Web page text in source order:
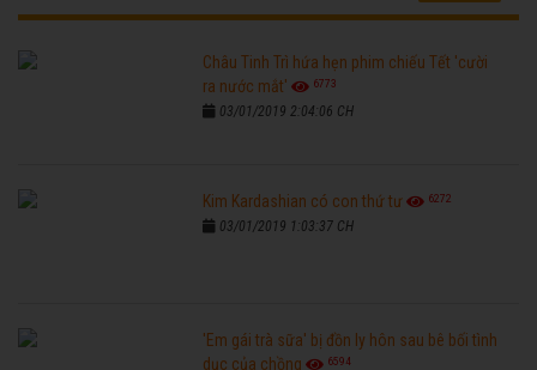
Châu Tinh Trì hứa hẹn phim chiếu Tết 'cười
ra nước mắt'
6773
03/01/2019 2:04:06 CH
Kim Kardashian có con thứ tư 6272
03/01/2019 1:03:37 CH
'Em gái trà sữa' bị đồn ly hôn sau bê bối tình
dục của chồng
6594